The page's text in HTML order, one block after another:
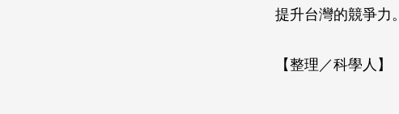
提升台灣的競爭力。
【整理／科學人】